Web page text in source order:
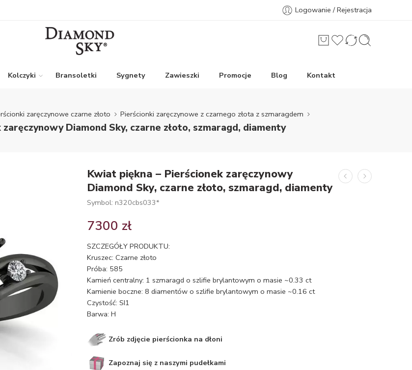
Logowanie / Rejestracja
Kolczyki Bransoletki Sygnety Zawieszki Promocje Blog Kontakt
zaręczynowe czarne złoto Pierścionki zaręczynowe z czarnego złota z szmaragdem
Diamond Sky, czarne złoto, szmaragd, diamenty
Kwiat piękna – Pierścionek zaręczynowy
Diamond Sky, czarne złoto, szmaragd, diamenty
Symbol: n320cbs033*
7300 zł
SZCZEGÓŁY PRODUKTU:
Kruszec: Czarne złoto
Próba: 585
Kamień centralny: 1 szmaragd o szlifie brylantowym o masie ~0.33 ct
Kamienie boczne: 8 diamentów o szlifie brylantowym o masie ~0.16 ct
Czystość: SI1
Barwa: H
Zrób zdjęcie pierścionka na dłoni
Zapoznaj się z naszymi pudełkami